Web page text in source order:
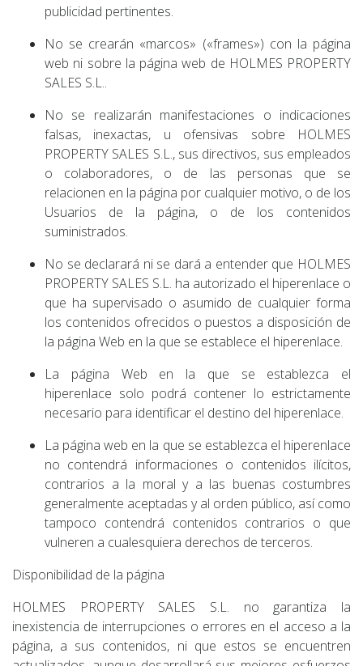
publicidad pertinentes.
No se crearán «marcos» («frames») con la página
web ni sobre la página web de HOLMES PROPERTY
SALES S.L..
No se realizarán manifestaciones o indicaciones
falsas, inexactas, u ofensivas sobre HOLMES
PROPERTY SALES S.L., sus directivos, sus empleados
o colaboradores, o de las personas que se
relacionen en la página por cualquier motivo, o de los
Usuarios de la página, o de los contenidos
suministrados.
No se declarará ni se dará a entender que HOLMES
PROPERTY SALES S.L. ha autorizado el hiperenlace o
que ha supervisado o asumido de cualquier forma
los contenidos ofrecidos o puestos a disposición de
la página Web en la que se establece el hiperenlace.
La página Web en la que se establezca el
hiperenlace solo podrá contener lo estrictamente
necesario para identificar el destino del hiperenlace.
La página web en la que se establezca el hiperenlace
no contendrá informaciones o contenidos ilícitos,
contrarios a la moral y a las buenas costumbres
generalmente aceptadas y al orden público, así como
tampoco contendrá contenidos contrarios o que
vulneren a cualesquiera derechos de terceros.
Disponibilidad de la página
HOLMES PROPERTY SALES S.L. no garantiza la
inexistencia de interrupciones o errores en el acceso a la
página, a sus contenidos, ni que estos se encuentren